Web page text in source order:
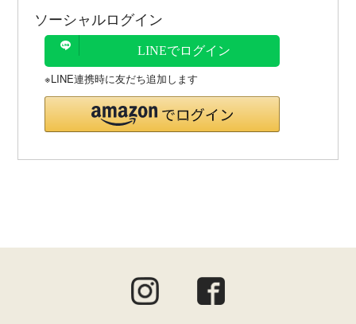
ソーシャルログイン
LINEでログイン
※LINE連携時に友だち追加します